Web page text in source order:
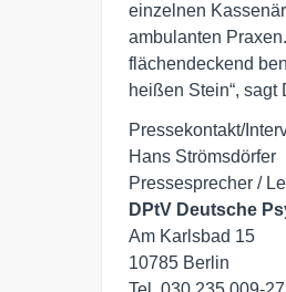
einzelnen
ambulanten
flächendeckend
heißen Stein“, sagt
Pressekontakt/
Hans Strömsdörfer
DPtV Deutsche
Am Karlsbad 15
10785 Berlin